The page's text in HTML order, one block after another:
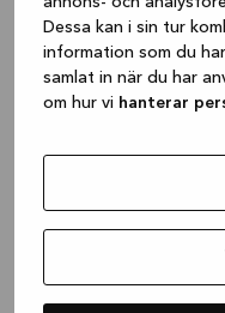
Dessa kan i sin tur
information som du
samlat in när du har
om hur vi hanterar